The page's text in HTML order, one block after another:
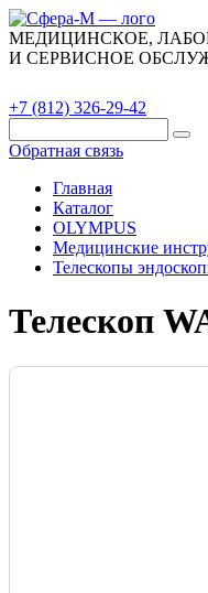
МЕДИЦИНСКОЕ,
И СЕРВИСНОЕ
+7 (812) 326-29-42
Обратная связь
Главная
Каталог
OLYMPUS
Медицинские
Телескопы
Телескоп